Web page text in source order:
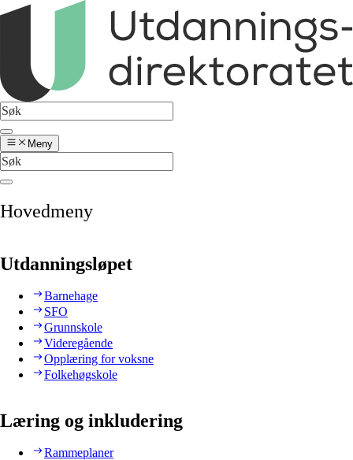
Meny
Hovedmeny
Utdanningsløpet
Barnehage
SFO
Grunnskole
Videregående
Opplæring for voksne
Folkehøgskole
Læring og inkludering
Rammeplaner